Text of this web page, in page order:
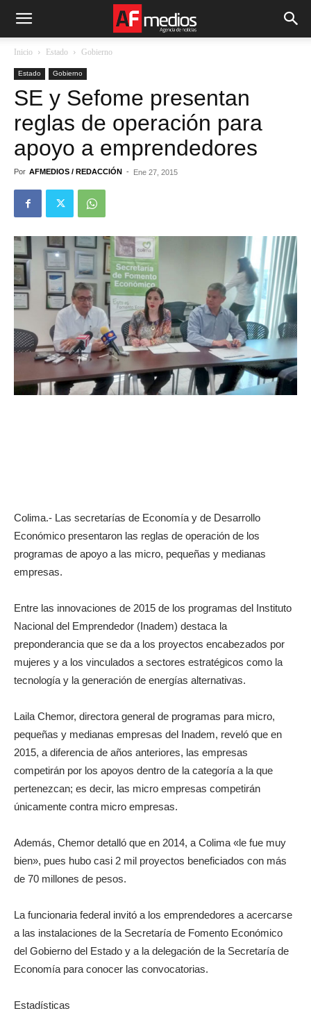
Inicio Estado Gobierno
Estado Gobierno
SE y Sefome presentan
reglas de operación para
apoyo a emprendedores
Por AFMEDIOS / REDACCIÓN - Ene 27, 2015
Colima.- Las secretarías de Economía y de Desarrollo
Económico presentaron las reglas de operación de los
programas de apoyo a las micro, pequeñas y medianas
empresas.
Entre las innovaciones de 2015 de los programas del Instituto
Nacional del Emprendedor (Inadem) destaca la
preponderancia que se da a los proyectos encabezados por
mujeres y a los vinculados a sectores estratégicos como la
tecnología y la generación de energías alternativas.
Laila Chemor, directora general de programas para micro,
pequeñas y medianas empresas del Inadem, reveló que en
2015, a diferencia de años anteriores, las empresas
competirán por los apoyos dentro de la categoría a la que
pertenezcan; es decir, las micro empresas competirán
únicamente contra micro empresas.
Además, Chemor detalló que en 2014, a Colima «le fue muy
bien», pues hubo casi 2 mil proyectos beneficiados con más
de 70 millones de pesos.
La funcionaria federal invitó a los emprendedores a acercarse
a las instalaciones de la Secretaría de Fomento Económico
del Gobierno del Estado y a la delegación de la Secretaría de
Economía para conocer las convocatorias.
Estadísticas